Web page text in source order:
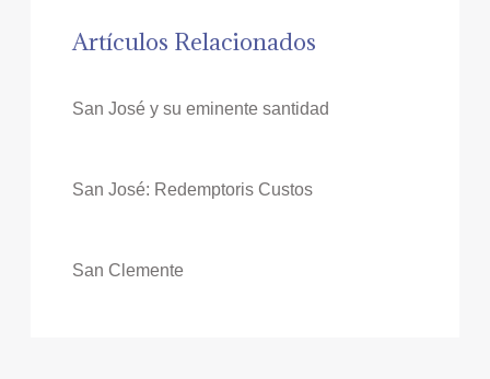
Artículos Relacionados
San José y su eminente santidad
San José: Redemptoris Custos
San Clemente